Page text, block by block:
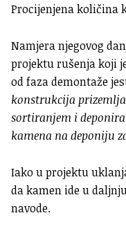
Procijenjena količina
Namjera njegovog
projektu rušenja koji
od faza demontaže
konstrukcija
sortiranjem i
kamena na deponiju
Iako u projektu
da kamen ide u
navode.